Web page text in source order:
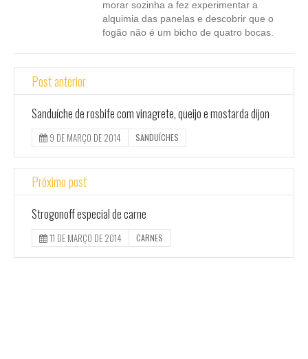
morar sozinha a fez experimentar a
alquimia das panelas e descobrir que o
fogão não é um bicho de quatro bocas.
Post anterior
Sanduíche de rosbife com vinagrete, queijo e mostarda dijon
9 DE MARÇO DE 2014 SANDUÍCHES
Próximo post
Strogonoff especial de carne
11 DE MARÇO DE 2014 CARNES